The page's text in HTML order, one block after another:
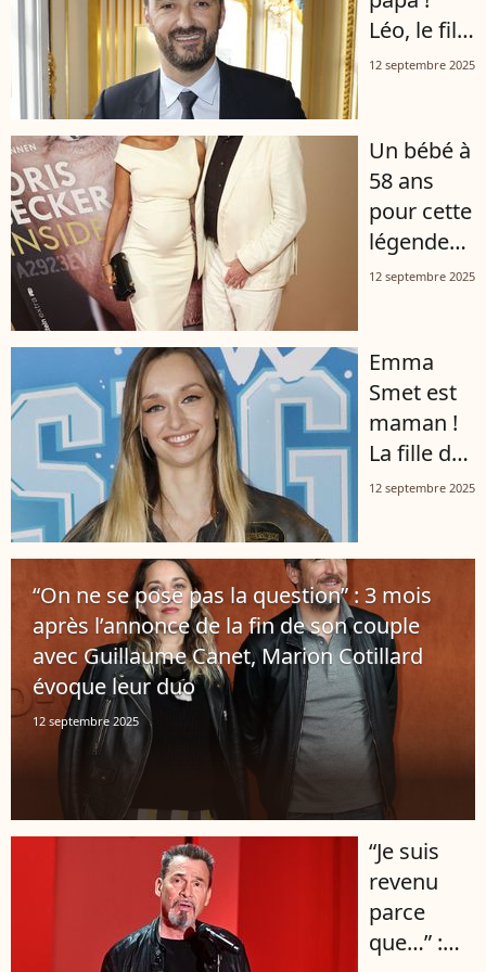
Léo, le fils
blondinet
Lignac, est
aux petits
soins pour
son père
et l’imite à
12 septembre 2025
Un bébé à
58 ans
pour cette
légende
du tennis !
de 23 ans
de moins,
est
enceinte
12 septembre 2025
Emma
Smet est
maman !
La fille de
David
donné
naissance
à son
premier
enfant à
27 ans
12 septembre 2025
“On ne se pose pas la question” : 3 mois
après l’annonce de la fin de son couple
avec Guillaume Canet, Marion Cotillard
évoque leur duo
12 septembre 2025
“Je suis
revenu
parce
que…” :